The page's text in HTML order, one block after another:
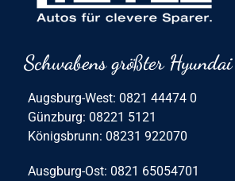
Schwabens größter
Augsburg-West: 0821 44474 0
Günzburg: 08221 5121
Königsbrunn: 08231 922070
Ausgburg-Ost: 0821 65054701